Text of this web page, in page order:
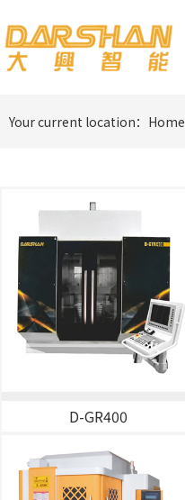
Your current location： Home
D-GR400